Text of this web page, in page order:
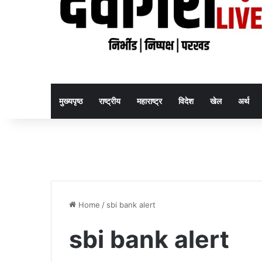
मुख्यपृष्ठ राष्ट्रीय महाराष्ट्र विदेश खेल अर्थ
Home / sbi bank alert
sbi bank alert